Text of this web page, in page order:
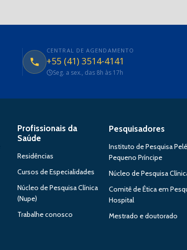
CENTRAL DE AGENDAMENTO
+55 (41) 3514-4141
Seg. a sex., das 8h às 17h
Profissionais da
Saúde
Residências
Cursos de Especialidades
Núcleo de Pesquisa Clínica
(Nupe)
Trabalhe conosco
Pesquisadores
Instituto de Pesquisa Pelé
Pequeno Príncipe
Núcleo de Pesquisa
Comitê de Ética em
Hospital
Mestrado e doutorado